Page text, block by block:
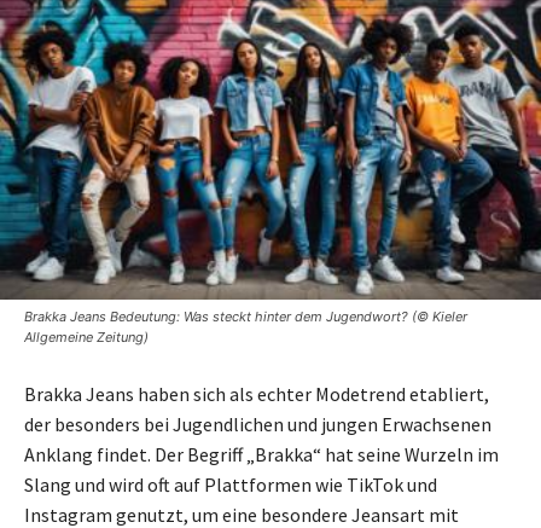
Brakka Jeans Bedeutung: Was steckt hinter dem Jugendwort? (© Kieler
Allgemeine Zeitung)
Brakka Jeans haben sich als echter Modetrend etabliert,
der besonders bei Jugendlichen und jungen Erwachsenen
Anklang findet. Der Begriff „Brakka“ hat seine Wurzeln im
Slang und wird oft auf Plattformen wie TikTok und
Instagram genutzt, um eine besondere Jeansart mit